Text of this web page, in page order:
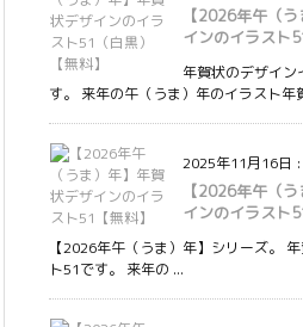
【2026年午（
インのイラスト
年賀状のデザイ
す。 来年の午（うま）年のイラスト年
2025年11月16日 :
【2026年午（
インのイラスト
【2026年午（うま）年】シリーズ。
ト51です。 来年の ...